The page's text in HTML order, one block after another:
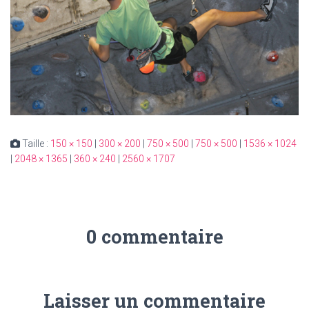
Taille : 150 × 150 300 × 200 750 × 500 750 × 500
1536 × 1024
2048 × 1365 360 × 240 2560 × 1707
0 commentaire
Laisser un commentaire